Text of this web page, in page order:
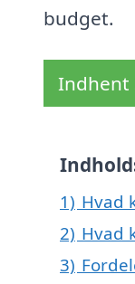
budget.
Indhent
1) Hvad
2) Hvad
3)